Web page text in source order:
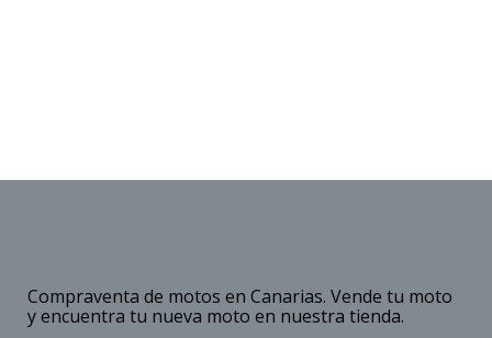
Compraventa de motos en Canarias. Vende tu moto
y encuentra tu nueva moto en nuestra tienda.